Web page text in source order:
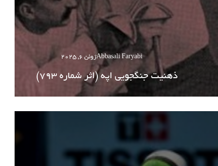
Abbasali Faryabiژوئن 6, 2025
ذهنیت جنگجویی اپه (اثر شماره 793)